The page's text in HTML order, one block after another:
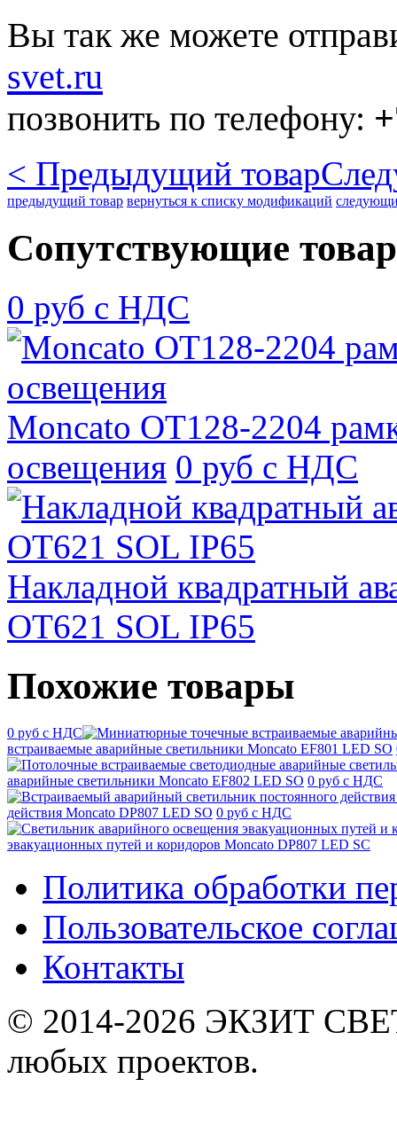
Вы так же можете
svet.ru
позвонить по телефону:
< Предыдущий товар
предыдущий товар вернуться к списку модификаций
Сопутствующие
0 руб с НДС
Moncato OT128-2204
освещения 0 руб с НДС
Накладной квадратный
OT621 SOL IP65
Похожие товары
0 руб с НДС
встраиваемые аварийные светильники Moncato EF801 LED SO
аварийные светильники Moncato EF802 LED SO 0 руб с НДС
действия Moncato DP807 LED SO 0 руб с НДС
эвакуационных путей и коридоров Moncato DP807 LED SC
Политика обработки
Пользовательское
Контакты
© 2014-2026 ЭКЗИТ
любых проектов.